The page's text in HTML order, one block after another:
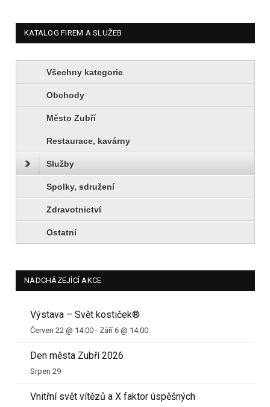
KATALOG FIREM A SLUŽEB
Všechny kategorie
Obchody
Město Zubří
Restaurace, kavárny
Služby
Spolky, sdružení
Zdravotnictví
Ostatní
NADCHÁZEJÍCÍ AKCE
Výstava – Svět kostiček®
Červen 22 @ 14.00 - Září 6 @ 14.00
Den města Zubří 2026
Srpen 29
Vnitřní svět vítězů a X faktor úspěšných